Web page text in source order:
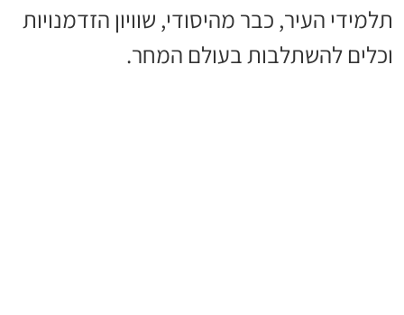
תלמידי העיר, כבר מהיסודי, שוויון הזדמנויות
וכלים להשתלבות בעולם המחר.